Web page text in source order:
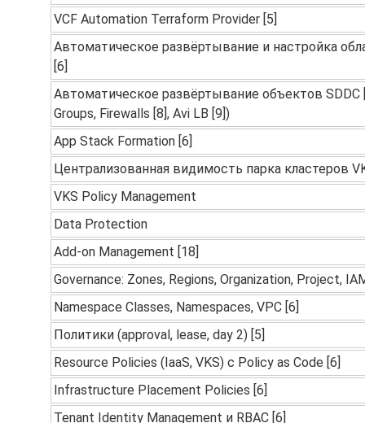
VCF Automation Terraform Provider [5]
Автоматическое развёртывание и настройка
[6]
Автоматическое развёртывание объектов SDDC
Groups, Firewalls [8], Avi LB [9])
App Stack Formation [6]
Централизованная видимость парка кластеров
VKS Policy Management
Data Protection
Add-on Management [18]
Governance: Zones, Regions, Organization, Project,
Namespace Classes, Namespaces, VPC [6]
Политики (approval, lease, day 2) [5]
Resource Policies (IaaS, VKS) с Policy as Code [6]
Infrastructure Placement Policies [6]
Tenant Identity Management и RBAC [6]